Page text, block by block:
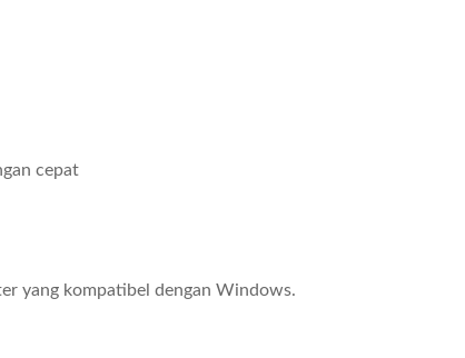
cepat
yang kompatibel dengan Windows.